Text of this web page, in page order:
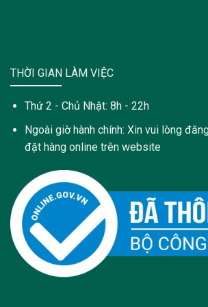
THỜI GIAN LÀM VIỆC
Thứ 2 - Chủ Nhật: 8h - 22h
Ngoài giờ hành chính: Xin vui lòng
đặt hàng online trên website